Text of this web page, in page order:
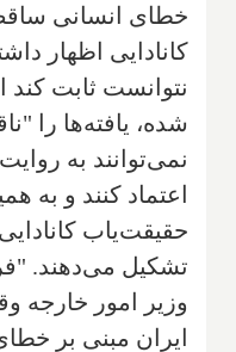
خطای انسانی
کانادایی اظهار
نتوانست ثابت کند
شده، یافته‌ها را
نمی‌توانند به
اعتماد كنند و به
حقیقت‌یاب
تشکیل می‌دهند.
وزیر امور خارجه
ایران مبنی بر